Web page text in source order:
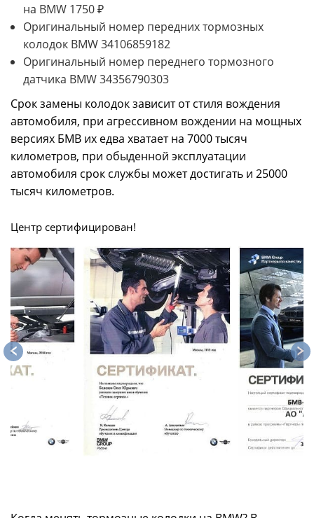
на BMW 1750 ₽
Оригинальный номер передних тормозных
колодок BMW 34106859182
Оригинальный номер переднего тормозного
датчика BMW 34356790303
Срок замены колодок зависит от стиля вождения
автомобиля, при агрессивном вождении на мощных
версиях БМВ их едва хватает на 7000 тысяч
километров, при обыденной эксплуатации
автомобиля срок службы может достигать и 25000
тысяч километров.
Центр сертифицирован!